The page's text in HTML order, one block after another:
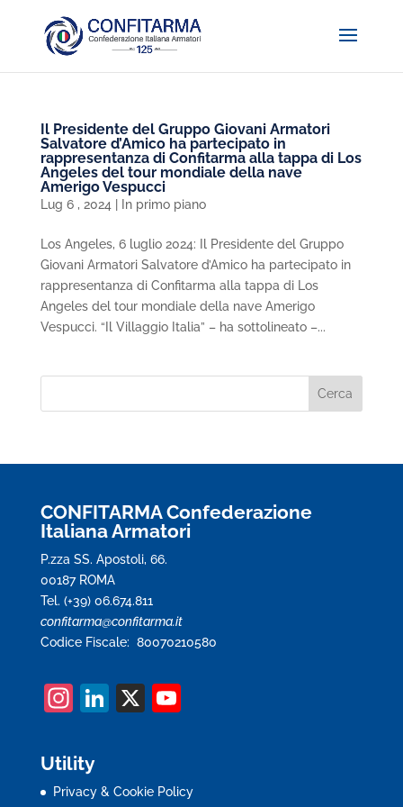
Il Presidente del Gruppo Giovani Armatori
Salvatore d’Amico ha partecipato in
rappresentanza di Confitarma alla tappa di Los
Angeles del tour mondiale della nave
Amerigo Vespucci
Lug 6 , 2024 In primo piano
Los Angeles, 6 luglio 2024: Il Presidente del Gruppo
Giovani Armatori Salvatore d’Amico ha partecipato in
rappresentanza di Confitarma alla tappa di Los
Angeles del tour mondiale della nave Amerigo
Vespucci. “Il Villaggio Italia” – ha sottolineato –...
CONFITARMA Confederazione
Italiana Armatori
P.zza SS. Apostoli, 66.
00187 ROMA
Tel. (+39) 06.674.811
confitarma@confitarma.it
Codice Fiscale: 80070210580
In
a
gr
Li
e
X Y
T
Utility
Privacy & Cookie Policy